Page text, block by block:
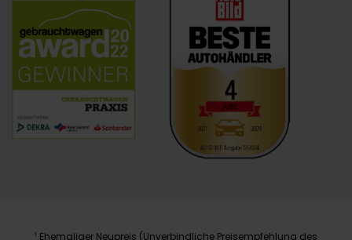
1 Ehemaliger Neupreis (Unverbindliche Preisempfehlung des